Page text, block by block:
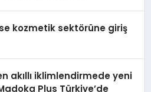
kozmetik sektörüne giriş
akıllı iklimlendirmede yeni
Plus Türkiye’de